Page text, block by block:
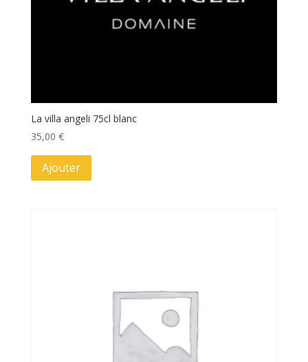
La villa angeli 75cl blanc
35,00 €
Ajouter